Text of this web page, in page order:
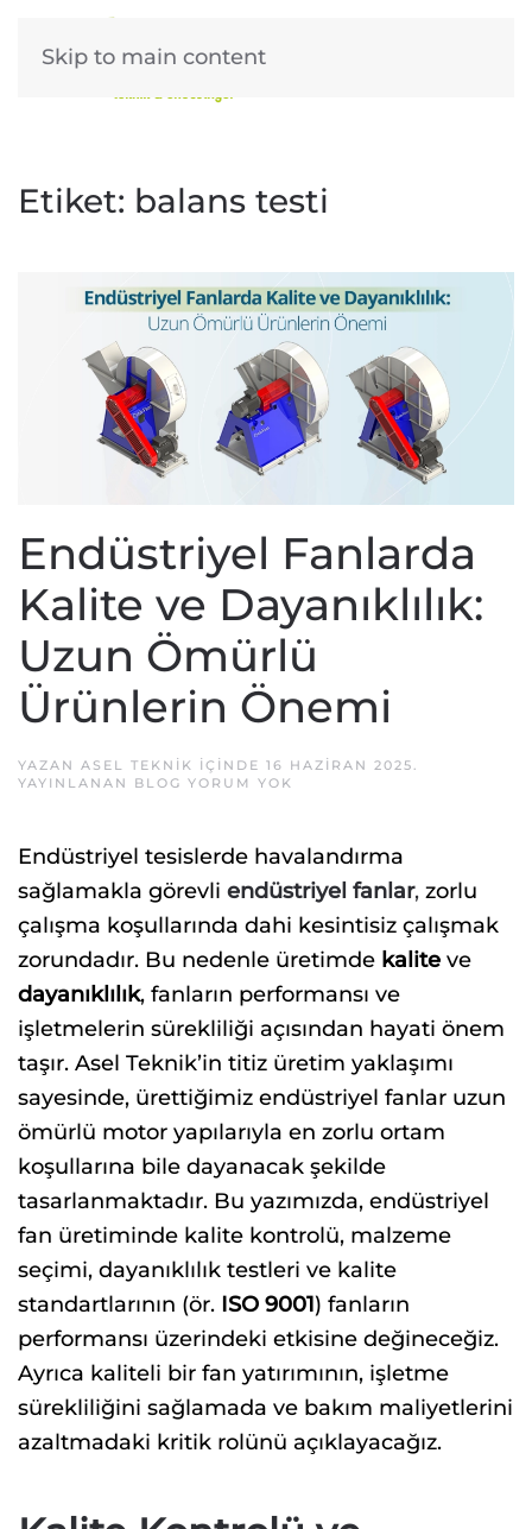
Skip to main content
Etiket: balans testi
Endüstriyel Fanlarda
Kalite ve Dayanıklılık:
Uzun Ömürlü
Ürünlerin Önemi
YAZAN ASEL TEKNIK IÇINDE 16 HAZIRAN 2025.
YAYINLANAN BLOG YORUM YOK
DAYANIKLILIK:
ÖMÜRLÜ
ÜRÜNLERIN
ÖNEMI
Endüstriyel tesislerde havalandırma
sağlamakla görevli endüstriyel fanlar, zorlu
çalışma koşullarında dahi kesintisiz çalışmak
zorundadır. Bu nedenle üretimde kalite ve
dayanıklılık, fanların performansı ve
işletmelerin sürekliliği açısından hayati önem
taşır. Asel Teknik’in titiz üretim yaklaşımı
sayesinde, ürettiğimiz endüstriyel fanlar uzun
ömürlü motor yapılarıyla en zorlu ortam
koşullarına bile dayanacak şekilde
tasarlanmaktadır. Bu yazımızda, endüstriyel
fan üretiminde kalite kontrolü, malzeme
seçimi, dayanıklılık testleri ve kalite
standartlarının (ör. ISO 9001) fanların
performansı üzerindeki etkisine değineceğiz.
Ayrıca kaliteli bir fan yatırımının, işletme
sürekliliğini sağlamada ve bakım maliyetlerini
azaltmadaki kritik rolünü açıklayacağız.